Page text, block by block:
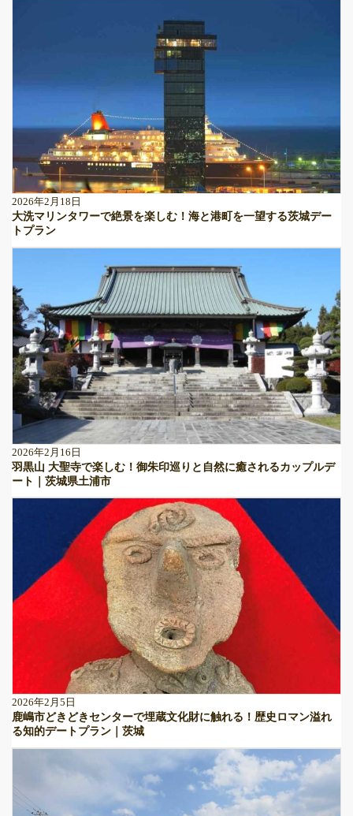
2026年2月18日
大洗マリンタワーで絶景を楽しむ！海と港町を一望する茨城デー
トプラン
2026年2月16日
羽黒山 大聖寺で楽しむ！御朱印巡りと自然に癒されるカップルデ
ート｜茨城県土浦市
2026年2月5日
鹿嶋市どきどきセンターで埋蔵文化財に触れる！歴史ロマン溢れ
る知的デートプラン｜茨城